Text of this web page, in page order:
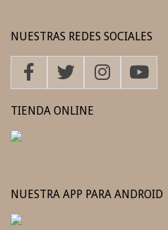
NUESTRAS REDES SOCIALES
TIENDA ONLINE
NUESTRA APP PARA ANDROID